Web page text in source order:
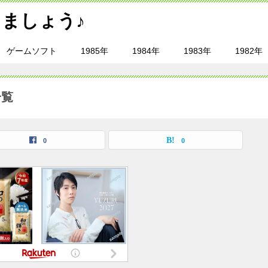
しょう♪
ゲームソフト 1985年 1984年 1983年 1982年
0 0